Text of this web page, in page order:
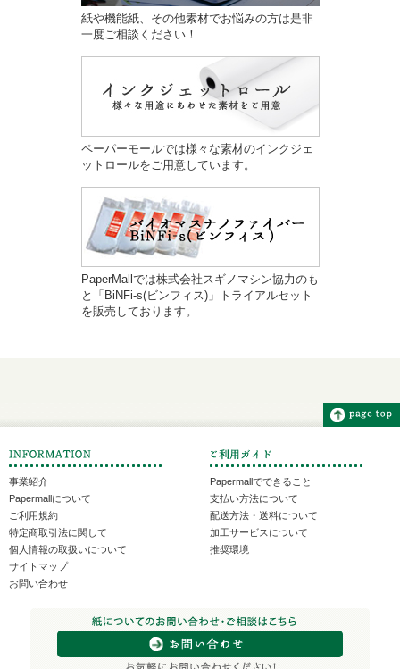
紙や機能紙、その他素材でお悩みの方は是非
一度ご相談ください！
ペーパーモールでは様々な素材のインクジェ
ットロールをご用意しています。
PaperMallでは株式会社スギノマシン協力のも
と「BiNFi-s(ビンフィス)」トライアルセット
を販売しております。
事業紹介
Papermallについて
ご利用規約
特定商取引法に関して
個人情報の取扱いについて
サイトマップ
お問い合わせ
Papermallでできること
支払い方法について
配送方法・送料について
加工サービスについて
推奨環境